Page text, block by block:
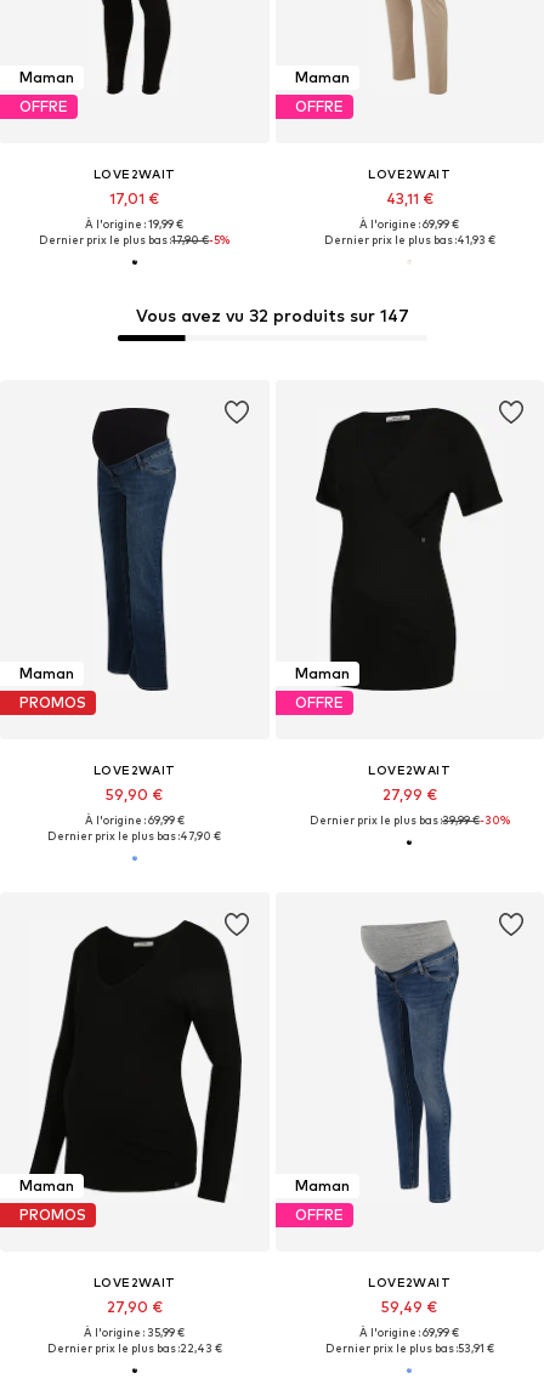
Vous avez vu 32 produits sur 147
Maman
OFFRE
LOVE2WAIT
17,01 €
À l'origine : 19,99 €
Dernier prix le plus bas :17,90 €-5%
Maman
OFFRE
LOVE2WAIT
43,11 €
À l'origine : 69,99 €
Dernier prix le plus bas :41,93 €
Maman
PROMOS
LOVE2WAIT
59,90 €
À l'origine : 69,99 €
Dernier prix le plus bas :47,90 €
Maman
OFFRE
LOVE2WAIT
27,99 €
Dernier prix le plus bas :39,99 €-30%
Maman
PROMOS
LOVE2WAIT
27,90 €
À l'origine : 35,99 €
Dernier prix le plus bas :22,43 €
Maman
OFFRE
LOVE2WAIT
59,49 €
À l'origine : 69,99 €
Dernier prix le plus bas :53,91 €